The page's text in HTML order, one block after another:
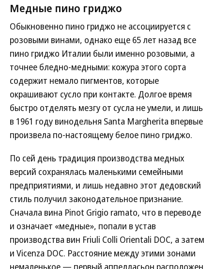
Медные пино гриджо
Обыкновенно пино гриджо не ассоциируется с
розовыми винами, однако еще 65 лет назад все
пино гриджо Италии были именно розовыми, а
точнее бледно-медными: кожура этого сорта
содержит немало пигментов, которые
окрашивают сусло при контакте. Долгое время
быстро отделять мезгу от сусла не умели, и лишь
в 1961 году винодельня Santa Margherita впервые
произвела по-настоящему белое пино гриджо.
По сей день традиция производства медных
версий сохранялась маленькими семейными
предприятиями, и лишь недавно этот дедовский
стиль получил законодательное признание.
Сначала вина Pinot Grigio ramato, что в переводе
и означает «медные», попали в устав
производства вин Friuli Colli Orientali DOC, а затем
и Vicenza DOC. Расстояние между этими зонами
немаленькое — первый аппелласьон расположен